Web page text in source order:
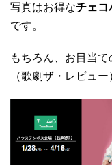
写真はお得なチェコ
です。
もちろん、お目当
（歌劇ザ・レビュ